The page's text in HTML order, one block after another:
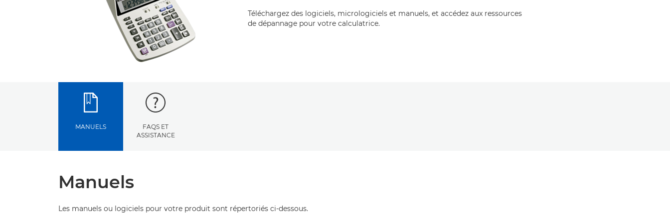
Téléchargez des logiciels, micrologiciels et manuels, et accédez aux ressources
de dépannage pour votre calculatrice.
MANUELS
FAQS ET
ASSISTANCE
Manuels
Les manuels ou logiciels pour votre produit sont répertoriés ci-dessous.